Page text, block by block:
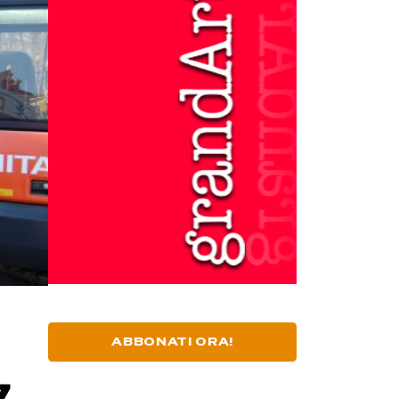
ABBONATI ORA!